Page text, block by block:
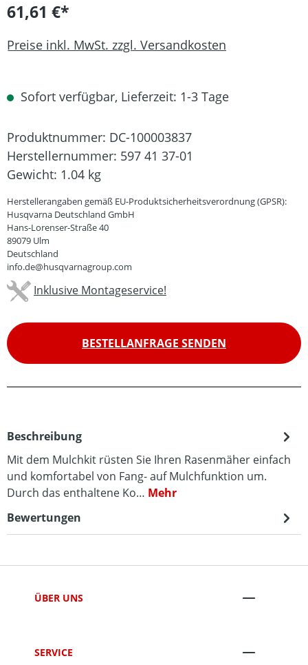
61,61 €*
Preise inkl. MwSt. zzgl. Versandkosten
Sofort verfügbar, Lieferzeit: 1-3 Tage
Produktnummer: DC-100003837
Herstellernummer: 597 41 37-01
Gewicht: 1.04 kg
Herstellerangaben gemäß EU-Produktsicherheitsverordnung (GPSR):
Husqvarna Deutschland GmbH
Hans-Lorenser-Straße 40
89079 Ulm
Deutschland
info.de@husqvarnagroup.com
Inklusive Montageservice!
BESTELLANFRAGE SENDEN
Beschreibung
Mit dem Mulchkit rüsten Sie Ihren Rasenmäher einfach
und komfortabel von Fang- auf Mulchfunktion um.
Durch das enthaltene Ko… Mehr
Bewertungen
ÜBER UNS
SERVICE